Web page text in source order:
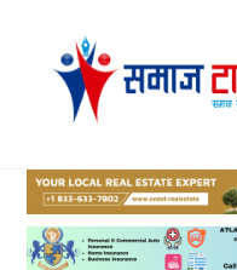
content